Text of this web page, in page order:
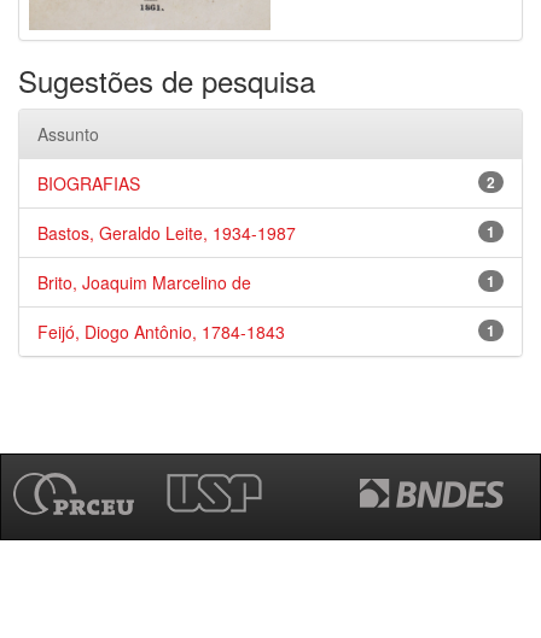
Sugestões de pesquisa
Assunto
2
BIOGRAFIAS
1
Bastos, Geraldo Leite, 1934-1987
1
Brito, Joaquim Marcelino de
1
Feijó, Diogo Antônio, 1784-1843